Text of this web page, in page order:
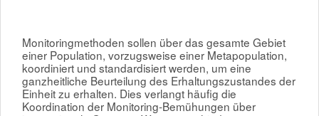
Monitoringmethoden sollen über das gesamte Gebiet
einer Population, vorzugsweise einer Metapopulation,
koordiniert und standardisiert werden, um eine
ganzheitliche Beurteilung des Erhaltungszustandes der
Einheit zu erhalten. Dies verlangt häufig die
Koordination der Monitoring-Bemühungen über